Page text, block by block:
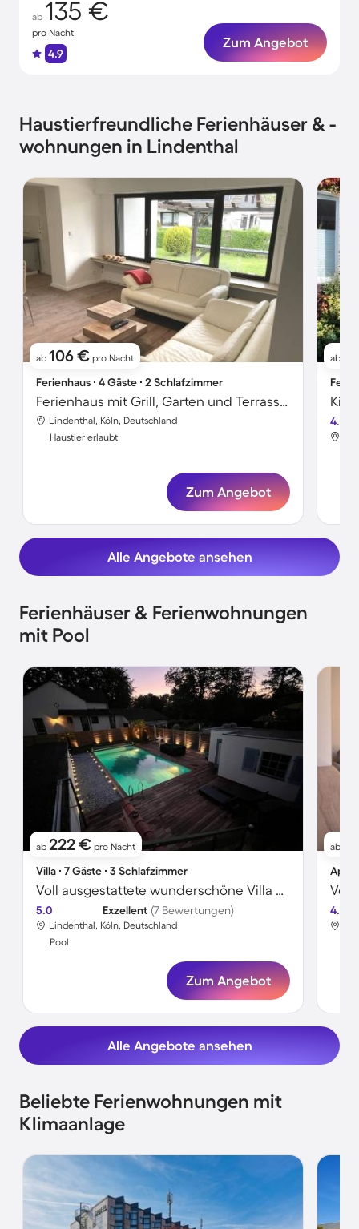
ab 135 €
pro Nacht
4.9
Zum Angebot
Haustierfreundliche Ferienhäuser & -
wohnungen in Lindenthal
ab 106 € pro Nacht
Ferienhaus ∙ 4 Gäste ∙ 2 Schlafzimmer
Ferienhaus mit Grill, Garten und Terrasse | Naturblick
Lindenthal, Köln, Deutschland
Haustier erlaubt
Zum Angebot
ab
4.5
Alle Angebote ansehen
Ferienhäuser & Ferienwohnungen
mit Pool
ab 222 € pro Nacht
Villa ∙ 7 Gäste ∙ 3 Schlafzimmer
Voll ausgestattete wunderschöne Villa mit Pool und Grill
5.0 Exzellent (7 Bewertungen)
Lindenthal, Köln, Deutschland
Pool
Zum Angebot
ab
4.6
Alle Angebote ansehen
Beliebte Ferienwohnungen mit
Klimaanlage